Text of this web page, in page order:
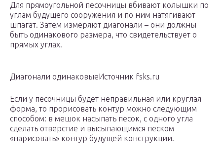
Для прямоугольной песочницы вбивают колышки по
углам будущего сооружения и по ним натягивают
шпагат. Затем измеряют диагонали – они должны
быть одинакового размера, что свидетельствует о
прямых углах.
Диагонали одинаковыеИсточник fsks.ru
Если у песочницы будет неправильная или круглая
форма, то прорисовать контур можно следующим
способом: в мешок насыпать песок, с одного угла
сделать отверстие и высыпающимся песком
«нарисовать» контур будущей конструкции.